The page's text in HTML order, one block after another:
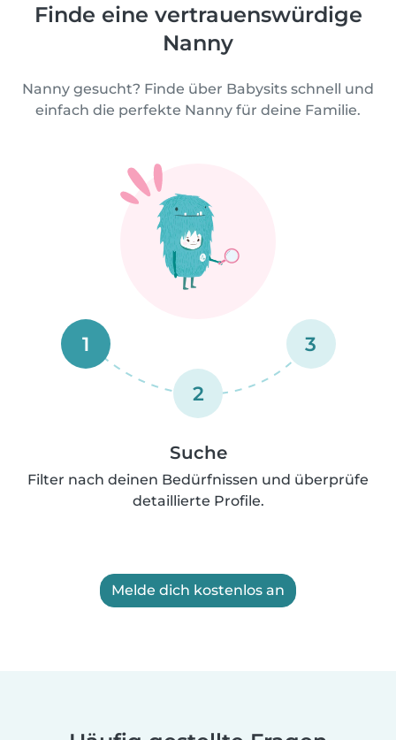
Finde eine vertrauenswürdige
Nanny
Nanny gesucht? Finde über Babysits schnell und
einfach die perfekte Nanny für deine Familie.
1
2
3
Suche
Filter nach deinen Bedürfnissen und überprüfe
detaillierte Profile.
Melde dich kostenlos an